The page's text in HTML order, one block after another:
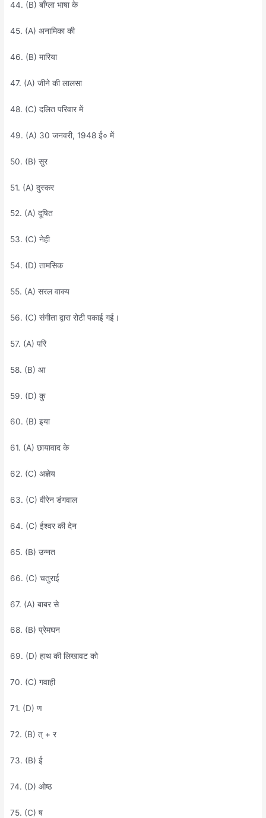
44. (B) बाँग्ला भाषा के
45. (A) अनामिका की
46. (B) मारिया
47. (A) जीने की लालसा
48. (C) दलित परिवार में
49. (A) 30 जनवरी, 1948 ई० में
50. (B) सुर
51. (A) दुस्कर
52. (A) दूषित
53. (C) नेही
54. (D) तामसिक
55. (A) सरल वाक्य
56. (C) संगीता द्वारा रोटी पकाई गई।
57. (A) परि
58. (B) आ
59. (D) कु
60. (B) इया
61. (A) छायावाद के
62. (C) अज्ञेय
63. (C) वीरेन डंगवाल
64. (C) ईश्वर की देन
65. (B) उन्नत
66. (C) चतुराई
67. (A) बाबर से
68. (B) प्रेमघन
69. (D) हाथ की लिखावट को
70. (C) गवाही
71. (D) ण
72. (B) त् + र
73. (B) ई
74. (D) ओष्ठ
75. (C) ष